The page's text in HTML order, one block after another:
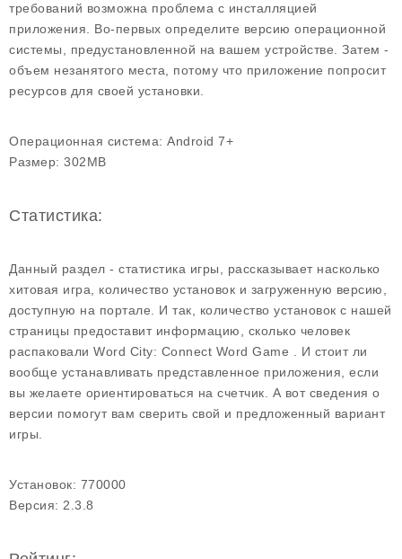
требований возможна проблема с инсталляцией
приложения. Во-первых определите версию операционной
системы, предустановленной на вашем устройстве. Затем -
объем незанятого места, потому что приложение попросит
ресурсов для своей установки.
Операционная система: Android 7+
Размер: 302MB
Статистика:
Данный раздел - статистика игры, рассказывает насколько
хитовая игра, количество установок и загруженную версию,
доступную на портале. И так, количество установок с нашей
страницы предоставит информацию, сколько человек
распаковали Word City: Connect Word Game . И стоит ли
вообще устанавливать представленное приложения, если
вы желаете ориентироваться на счетчик. А вот сведения о
версии помогут вам сверить свой и предложенный вариант
игры.
Установок: 770000
Версия: 2.3.8